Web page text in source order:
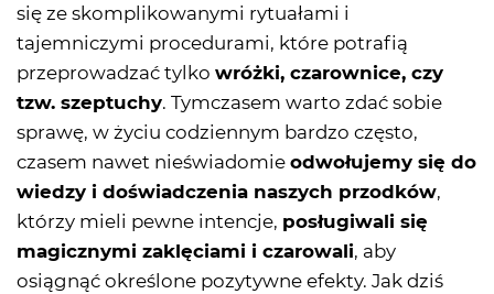
się ze skomplikowanymi rytuałami i
tajemniczymi procedurami, które potrafią
przeprowadzać tylko wróżki, czarownice, czy
tzw. szeptuchy. Tymczasem warto zdać sobie
sprawę, w życiu codziennym bardzo często,
czasem nawet nieświadomie odwołujemy się do
wiedzy i doświadczenia naszych przodków,
którzy mieli pewne intencje, posługiwali się
magicznymi zaklęciami i czarowali, aby
osiągnąć określone pozytywne efekty. Jak dziś